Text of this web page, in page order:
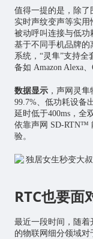
值得一提的是，除了
实时声纹变声等实用
被动呼叫连接与低功
基于不同手机品牌的
系统，“灵隼”支持
备如 Amazon Alexa
数据显示，声网灵隼
99.7%、低功耗设备
延时低于400ms，全
依靠声网 SD-RTN™
验。
RTC也要面
最近一段时间，随着
的物联网细分领域